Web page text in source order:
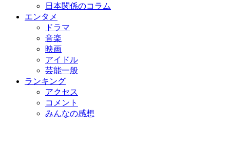
日本関係のコラム
エンタメ
ドラマ
音楽
映画
アイドル
芸能一般
ランキング
アクセス
コメント
みんなの感想